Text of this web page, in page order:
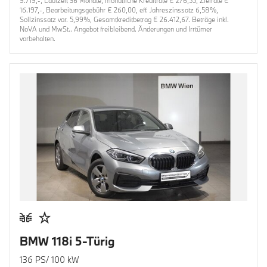
16.197,-, Bearbeitungsgebühr € 260,00, eff. Jahreszinssatz 6,58%,
Sollzinssatz var. 5,99%, Gesamtkreditbetrag € 26.412,67. Beträge inkl.
NoVA und MwSt.. Angebot freibleibend. Änderungen und Irrtümer
vorbehalten.
BMW 118i 5-Türig
136 PS/ 100 kW